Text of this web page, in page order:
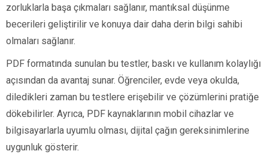
zorluklarla başa çıkmaları sağlanır, mantıksal düşünme
becerileri geliştirilir ve konuya dair daha derin bilgi sahibi
olmaları sağlanır.
PDF formatında sunulan bu testler, baskı ve kullanım kolaylığı
açısından da avantaj sunar. Öğrenciler, evde veya okulda,
diledikleri zaman bu testlere erişebilir ve çözümlerini pratiğe
dökebilirler. Ayrıca, PDF kaynaklarının mobil cihazlar ve
bilgisayarlarla uyumlu olması, dijital çağın gereksinimlerine
uygunluk gösterir.